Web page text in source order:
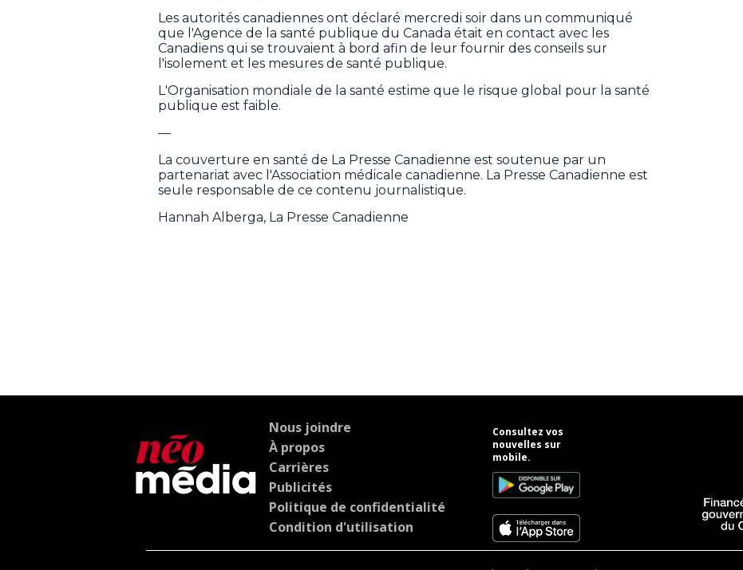
Les autorités canadiennes ont déclaré mercredi soir dans un communiqué
que l'Agence de la santé publique du Canada était en contact avec les
Canadiens qui se trouvaient à bord afin de leur fournir des conseils sur
l'isolement et les mesures de santé publique.
L'Organisation mondiale de la santé estime que le risque global pour la santé
publique est faible.
—
La couverture en santé de La Presse Canadienne est soutenue par un
partenariat avec l'Association médicale canadienne. La Presse Canadienne est
seule responsable de ce contenu journalistique.
Hannah Alberga, La Presse Canadienne
Nous joindre
À propos
Carrières
Publicités
Politique de confidentialité
Condition d'utilisation
Consultez vos
nouvelles sur
mobile.